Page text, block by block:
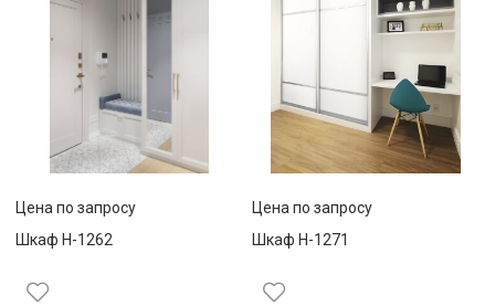
Цена по запросу
Шкаф Н-1262
Цена по запросу
Шкаф Н-1271